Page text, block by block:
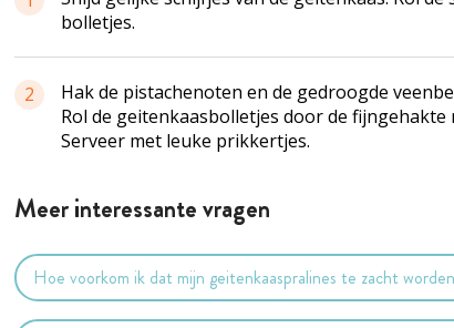
bolletjes.
2
Hak de pistachenoten en de gedroogde
Rol de geitenkaasbolletjes door de fijngehakte
Serveer met leuke prikkertjes.
Meer interessante vragen
Hoe voorkom ik dat mijn geitenkaaspralines te zacht